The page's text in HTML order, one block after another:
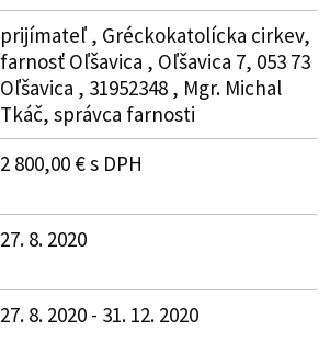
prijímateľ , Gréckokatolícka cirkev,
farnosť Oľšavica , Oľšavica 7, 053 73
Oľšavica , 31952348 , Mgr. Michal
Tkáč, správca farnosti
2 800,00 € s DPH
27. 8. 2020
27. 8. 2020 - 31. 12. 2020